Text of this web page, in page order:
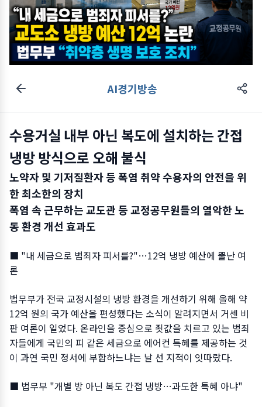
AI경기방송
수용거실 내부 아닌 복도에 설치하는 간접
냉방 방식으로 오해 불식
노약자 및 기저질환자 등 폭염 취약 수용자의 안전을 위
한 최소한의 장치
폭염 속 근무하는 교도관 등 교정공무원들의 열악한 노
동 환경 개선 효과도
■ "내 세금으로 범죄자 피서를?"…12억 냉방 예산에 뿔난 여
론
법무부가 전국 교정시설의 냉방 환경을 개선하기 위해 올해 약
12억 원의 국가 예산을 편성했다는 소식이 알려지면서 거센 비
판 여론이 일었다. 온라인을 중심으로 죗값을 치르고 있는 범죄
자들에게 국민의 피 같은 세금으로 에어컨 특혜를 제공하는 것
이 과연 국민 정서에 부합하느냐는 날 선 지적이 잇따랐다.
■ 법무부 "개별 방 아닌 복도 간접 냉방…과도한 특혜 아냐"